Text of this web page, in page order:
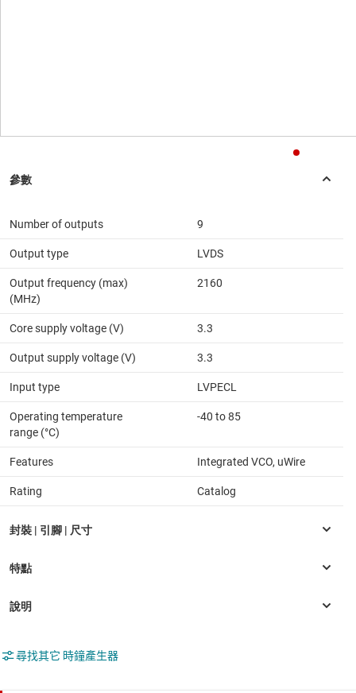
Number of outputs 9
Output type LVDS
Output frequency (max)
(MHz)
2160
Core supply voltage (V) 3.3
Output supply voltage (V) 3.3
Input type LVPECL
Operating temperature
range (°C)
-40 to 85
Features Integrated VCO, uWire
Rating Catalog
尋找其它 時鐘產生器